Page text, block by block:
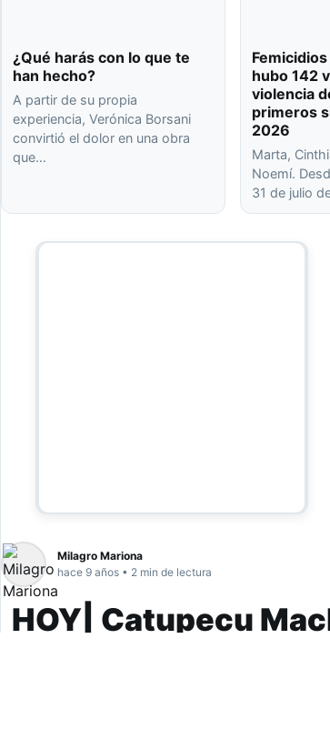
¿Qué harás con lo que te
han hecho?
A partir de su propia
experiencia, Verónica Borsani
convirtió el dolor en una obra
que…
hubo 142
violencia
primeros
2026
Marta,
Noemí.
31 de julio
Milagro Mariona
hace 9 años • 2 min de lectura
HOY| Catupecu